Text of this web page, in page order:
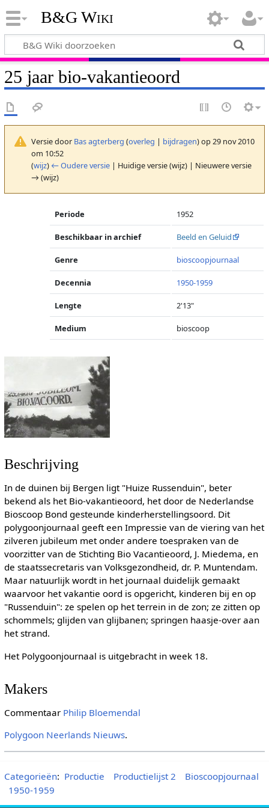
B&G Wiki
25 jaar bio-vakantieoord
Versie door Bas agterberg (overleg | bijdragen)op 29 nov 2010
om 10:52
(wijz) ← Oudere versie| Huidige versie (wijz) | Nieuwere versie
→ (wijz)
Periode 1952
Beschikbaar in archief Beeld en Geluid
Genre bioscoopjournaal
Decennia 1950-1959
Lengte 2'13"
Medium bioscoop
Beschrijving
In de duinen bij Bergen ligt "Huize Russenduin", beter
bekend als het Bio-vakantieoord, het door de Nederlandse
Bioscoop Bond gesteunde kinderherstellingsoord. Dit
polygoonjournaal geeft een Impressie van de viering van het
zilveren jubileum met onder andere toespraken van de
voorzitter van de Stichting Bio Vacantieoord, J. Miedema, en
de staatssecretaris van Volksgezondheid, dr. P. Muntendam.
Maar natuurlijk wordt in het journaal duidelijk gemaakt
waarvoor het vakantie oord is opgericht, kinderen bij en op
"Russenduin": ze spelen op het terrein in de zon; ze zitten op
schommels; glijden van glijbanen; springen haasje-over aan
het strand.
Het Polygoonjournaal is uitgebracht in week 18.
Makers
Commentaar Philip Bloemendal
Polygoon Neerlands Nieuws.
Categorieën: Productie Productielijst 2
Bioscoopjournaal
1950-1959